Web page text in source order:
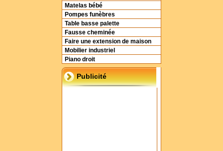
Matelas bébé
Pompes funèbres
Table basse palette
Fausse cheminée
Faire une extension de maison
Mobilier industriel
Piano droit
Publicité